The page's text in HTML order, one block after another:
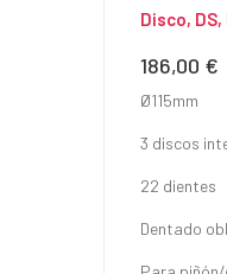
Disco, DS,
Precio
186,00 €
Ø115mm
3 discos
22 dientes
Dentado